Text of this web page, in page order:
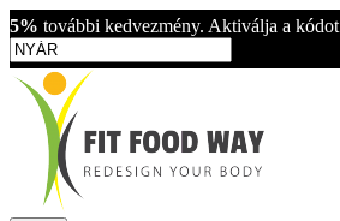
5% további kedvezmény. Aktiválja a kódot